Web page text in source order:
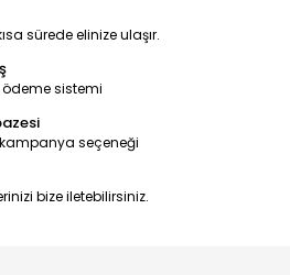
sürede elinize ulaşır.
sistemi
seçeneği
bize iletebilirsiniz.